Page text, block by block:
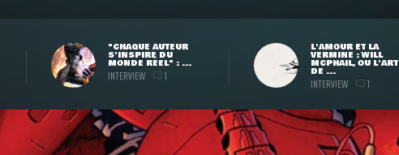
"CHAQUE AUTEUR
S'INSPIRE DU
MONDE RÉEL" : ...
INTERVIEW 1
L'AMOUR ET LA
VERMINE : WILL
MCPHAIL, OU L'ART
DE ...
INTERVIEW 1